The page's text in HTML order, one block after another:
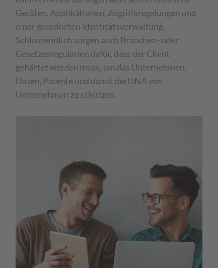
Geräten, Applikationen, Zugriffsregelungen und
einer geordneten Identitätsverwaltung.
Schlussendlich sorgen auch Branchen- oder
Gesetzesregularien dafür, dass der Client
gehärtet werden muss, um das Unternehmen,
Daten, Patente und damit die DNA von
Unternehmen zu schützen.